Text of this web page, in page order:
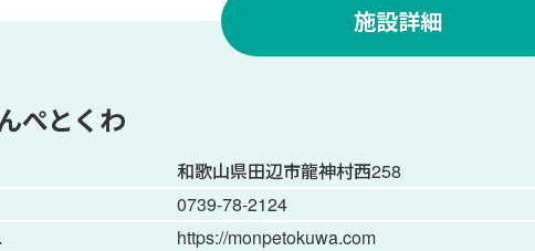
施設詳細
ぺとくわ
和歌山県田辺市龍神村西258
0739-78-2124
https://monpetokuwa.com